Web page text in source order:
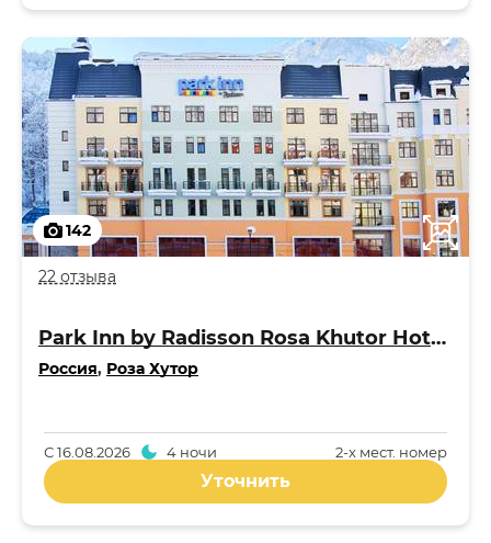
142
22 отзыва
Park Inn by Radisson Rosa Khutor Hotel 4*
Россия, Роза Хутор
2-x мест. номер
С16.08.2026 4 ночи
Уточнить